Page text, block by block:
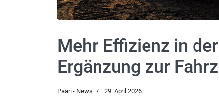
Mehr Effizienz in
Ergänzung zur
Paari - News 29. April 2026